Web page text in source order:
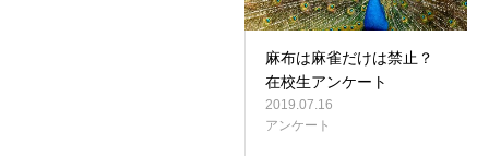
麻布は麻雀だけは禁止？
在校生アンケート
2019.07.16
アンケート